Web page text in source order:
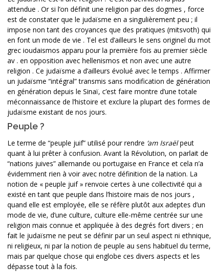
attendue . Or si l’on définit une religion par des dogmes , force
est de constater que le judaïsme en a singulièrement peu ; il
impose non tant des croyances que des pratiques (mitsvoth) qui
en font un mode de vie . Tel est d’ailleurs le sens originel du mot
grec ioudaismos apparu pour la première fois au premier siècle
av . en opposition avec hellenismos et non avec une autre
religion . Ce judaïsme a d’ailleurs évolué avec le temps . Affirmer
un judaïsme “intégral” transmis sans modification de génération
en génération depuis le Sinaï, c’est faire montre d’une totale
méconnaissance de l’histoire et exclure la plupart des formes de
judaïsme existant de nos jours.
Peuple ?
Le terme de “peuple juif” utilisé pour rendre ‘am Israëlpeut
quant à lui prêter à confusion. Avant la Révolution, on parlait de
“nations juives” allemande ou portugaise en France et cela n’a
évidemment rien à voir avec notre définition de la nation. La
notion de « peuple juif » renvoie certes à une collectivité qui a
existé en tant que peuple dans l’histoire mais de nos jours ,
quand elle est employée, elle se réfère plutôt aux adeptes d’un
mode de vie, d’une culture, culture elle-même centrée sur une
religion mais connue et appliquée à des degrés fort divers ; en
fait le judaïsme ne peut se définir par un seul aspect ni ethnique,
ni religieux, ni par la notion de peuple au sens habituel du terme,
mais par quelque chose qui englobe ces divers aspects et les
dépasse tout à la fois.